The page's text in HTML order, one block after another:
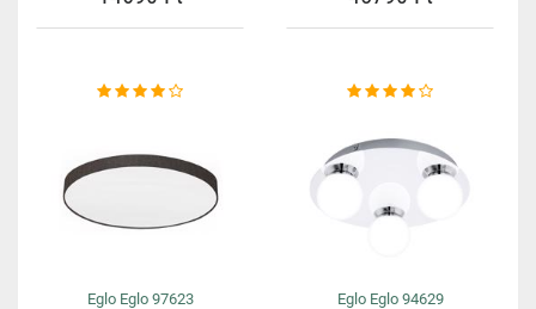
Eglo Eglo 97623 Eglo Eglo 94629